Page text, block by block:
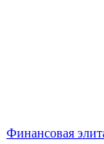
Финансовая